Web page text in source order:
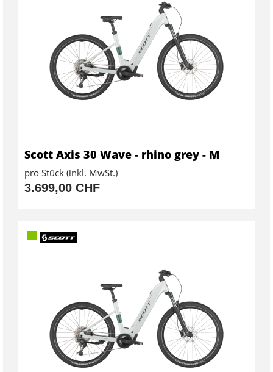
Scott Axis 30 Wave - rhino grey - M
pro Stück (inkl. MwSt.)
3.699,00 CHF